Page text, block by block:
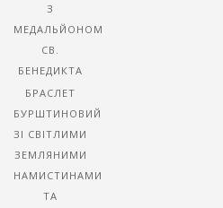
З
МЕДАЛЬЙОНОМ
СВ.
БЕНЕДИКТА
БРАСЛЕТ
БУРШТИНОВИЙ
ЗІ СВІТЛИМИ
ЗЕМЛЯНИМИ
НАМИСТИНАМИ
ТА